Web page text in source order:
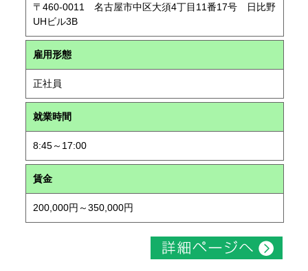
〒460-0011 名古屋市中区大須4丁目11番17号 日比野
UHビル3B
雇用形態
正社員
就業時間
8:45～17:00
賃金
200,000円～350,000円